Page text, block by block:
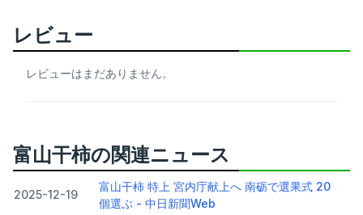
レビュー
レビューはまだありません。
富山干柿の関連ニュース
2025-12-19
富山干柿 特上 宮内庁献上へ 南砺で選果式 20
個選ぶ - 中日新聞Web